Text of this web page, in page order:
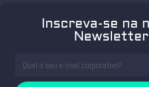
Inscreva-se na
Newsletter